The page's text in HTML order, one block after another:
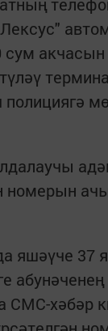
сум
номерын
яшәүче 37
СМС-хәбәр